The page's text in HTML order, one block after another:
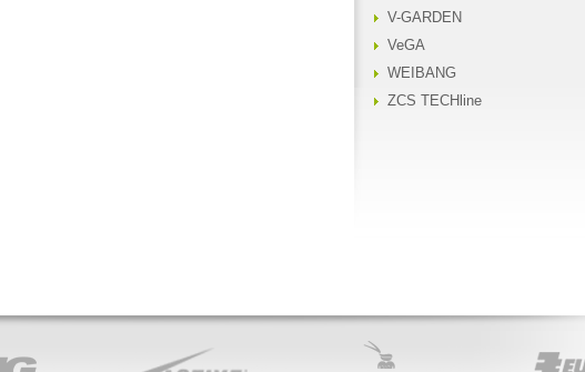
V-GARDEN
VeGA
WEIBANG
ZCS TECHline